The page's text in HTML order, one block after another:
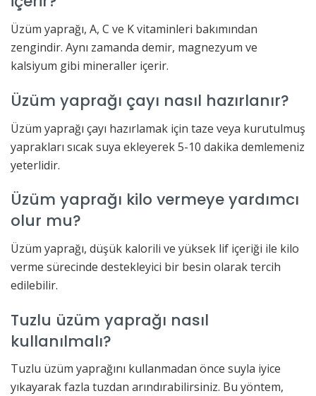
Üzüm yaprağı, A, C ve K vitaminleri bakımından
zengindir. Aynı zamanda demir, magnezyum ve
kalsiyum gibi mineraller içerir.
Üzüm yaprağı çayı nasıl hazırlanır?
Üzüm yaprağı çayı hazırlamak için taze veya kurutulmuş
yaprakları sıcak suya ekleyerek 5-10 dakika demlemeniz
yeterlidir.
Üzüm yaprağı kilo vermeye yardımcı
olur mu?
Üzüm yaprağı, düşük kalorili ve yüksek lif içeriği ile kilo
verme sürecinde destekleyici bir besin olarak tercih
edilebilir.
Tuzlu üzüm yaprağı nasıl
kullanılmalı?
Tuzlu üzüm yaprağını kullanmadan önce suyla iyice
yıkayarak fazla tuzdan arındırabilirsiniz. Bu yöntem,